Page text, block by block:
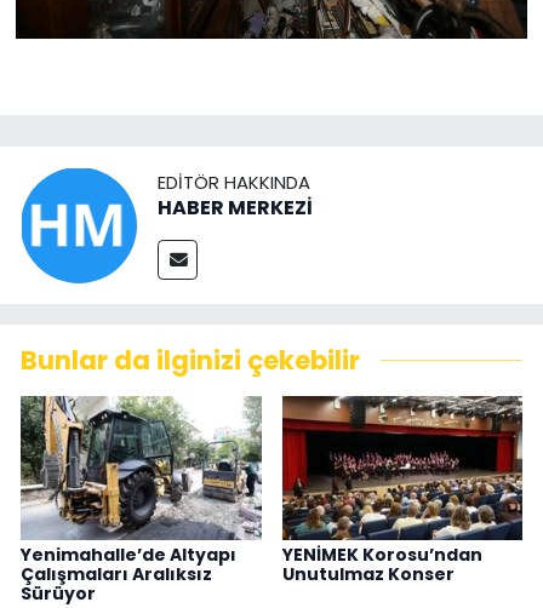
EDITÖR HAKKINDA
HABER MERKEZİ
Bunlar da ilginizi çekebilir
Yenimahalle’de Altyapı
Çalışmaları Aralıksız
Sürüyor
YENİMEK Korosu’ndan
Unutulmaz Konser